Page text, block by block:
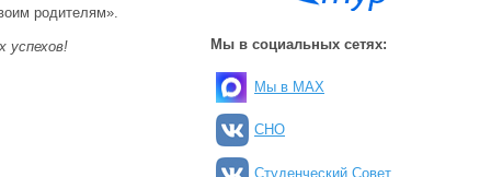
родителям».
успехов! Мы в социальных сетях:
Мы в MAX
СНО
Студенческий Совет